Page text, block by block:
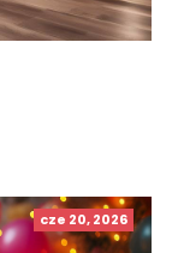
cze 20, 2026